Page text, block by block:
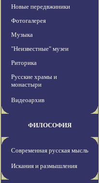
Новые передвжиники
Фотогалерея
Музыка
"Неизвестные" музеи
Риторика
Русские храмы и
монастыри
Видеоархив
ФИЛОСОФИЯ
Современная русская мысль
Искания и размышления